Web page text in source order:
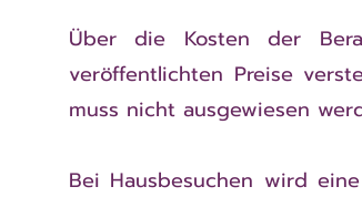
Über die Kosten der
veröffentlichten Preise
muss nicht ausgewiesen
Bei Hausbesuchen wird